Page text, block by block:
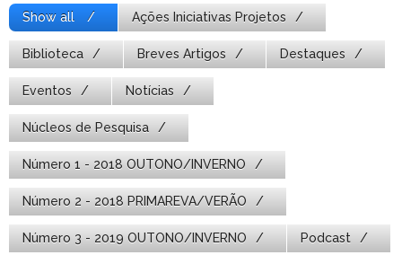
Show all Ações Iniciativas Projetos
Biblioteca Breves Artigos Destaques
Eventos Notícias
Núcleos de Pesquisa
Número 1 - 2018 OUTONO/INVERNO
Número 2 - 2018 PRIMAREVA/VERÃO
Número 3 - 2019 OUTONO/INVERNO Podcast